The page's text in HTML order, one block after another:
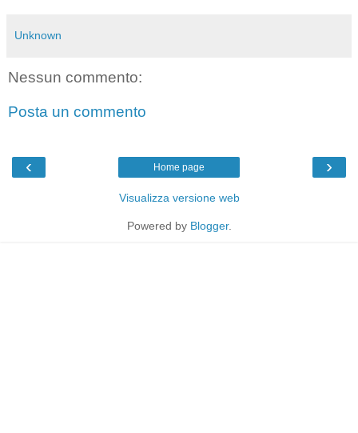
Unknown
Nessun commento:
Posta un commento
‹ ›
Home page
Visualizza versione web
Powered by Blogger.